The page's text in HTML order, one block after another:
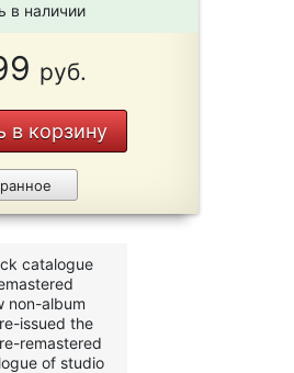
в наличии
руб.
в корзину
catalogue
non-album
issued the
remastered
of studio